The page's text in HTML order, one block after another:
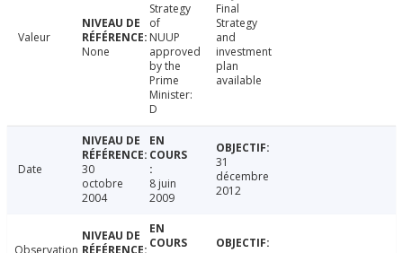
Valeur
None
Strategy
of
NUUP
approved
by the
Prime
Minister:
D
Final
Strategy
and
investment
plan
available
Date
30
octobre
2004
8 juin
2009
31
décembre
2012